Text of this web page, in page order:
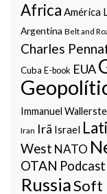
Africa América
Argentina Belt and
Charles
Cuba E-book EUA
Immanuel
Iran Irã Israel
West NATO
OTAN Podcast
RussiaSoft